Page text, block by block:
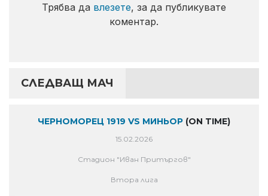
Трябва да влезете, за да публикувате
коментар.
СЛЕДВАЩ МАЧ
ЧЕРНОМОРЕЦ 1919 VS МИНЬОР (ON TIME)
15.02.2026
Стадион "Иван Притъргов"
Втора лига